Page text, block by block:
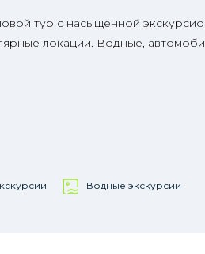
тур с насыщенной
локации. Водные,
Водные экскурсии